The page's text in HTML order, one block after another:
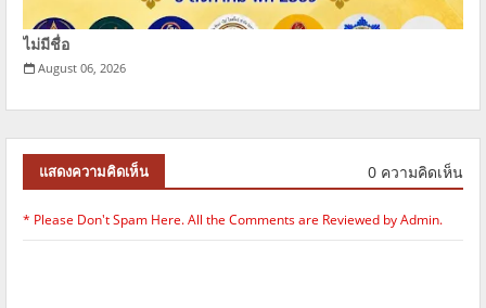
ไม่มีชื่อ
August 06, 2026
แสดงความคิดเห็น 0 ความคิดเห็น
* Please Don't Spam Here. All the Comments are Reviewed by Admin.